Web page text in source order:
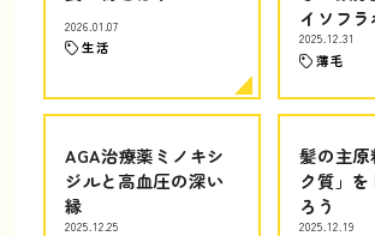
2026.01.07
生活
イソフラ
2025.12.31
薄毛
AGA治療薬ミノキシ
ジルと高血圧の深い
縁
2025.12.25
髪の主
ク質」
ろう
2025.12.19